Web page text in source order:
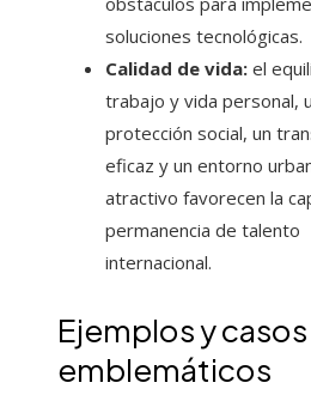
soluciones tecnológicas.
Calidad de vida: el
trabajo y vida personal,
protección social, un
eficaz y un entorno
atractivo favorecen la
permanencia de talento
internacional.
Ejemplos y casos
emblemáticos